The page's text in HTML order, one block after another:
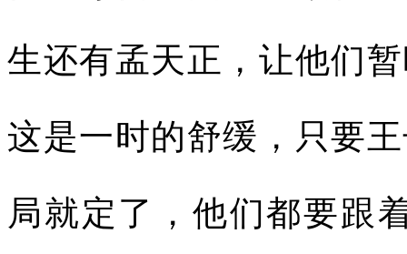
生还有孟天正，让他们
这是一时的舒缓，只要
局就定了，他们都要跟